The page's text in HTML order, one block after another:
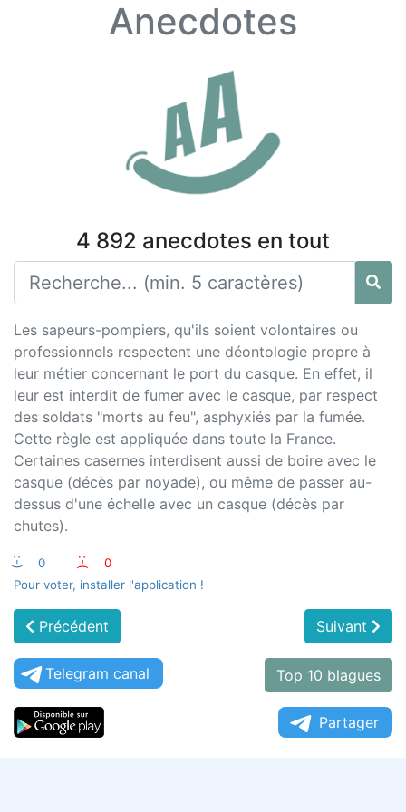
Anecdotes
4 892 anecdotes en tout
Les sapeurs-pompiers, qu'ils soient volontaires ou
professionnels respectent une déontologie propre à
leur métier concernant le port du casque. En effet, il
leur est interdit de fumer avec le casque, par respect
des soldats "morts au feu", asphyxiés par la fumée.
Cette règle est appliquée dans toute la France.
Certaines casernes interdisent aussi de boire avec le
casque (décès par noyade), ou même de passer au-
dessus d'une échelle avec un casque (décès par
chutes).
:-) 0 :-(
0
Pour voter, installer l'application !
Précédent Suivant
Telegram canal Top 10 blagues
Partager